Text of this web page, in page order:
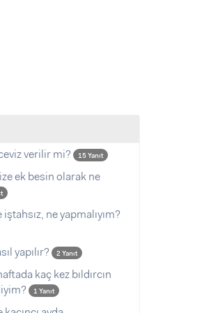
verilir mi? 15 Yanıt
ek besin olarak ne
iştahsız, ne yapmalıyım?
yapılır? 2 Yanıt
kaç kez bıldırcın
1 Yanıt